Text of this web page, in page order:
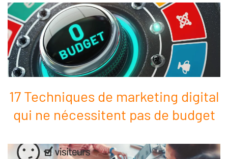
17 Techniques de marketing digital
qui ne nécessitent pas de budget